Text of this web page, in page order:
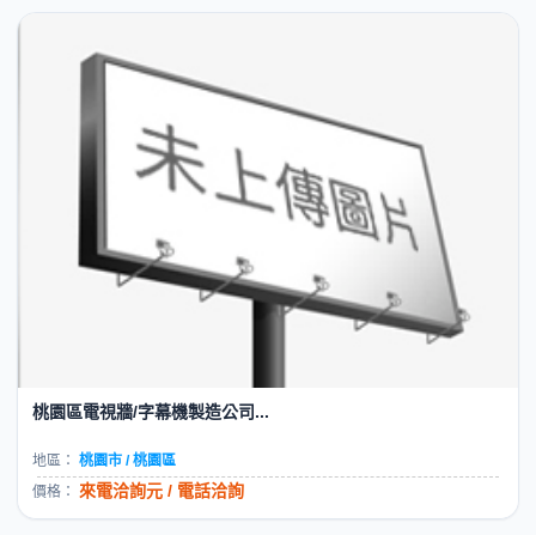
桃園區電視牆/字幕機製造公司...
地區： 桃園市 / 桃園區
價格： 來電洽詢元 / 電話洽詢